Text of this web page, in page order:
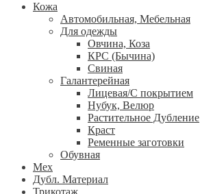
Кожа
Автомобильная, Мебельная
Для одежды
Овчина, Коза
КРС (Бычина)
Свиная
Галантерейная
Лицевая/С покрытием
Нубук, Велюр
Растительное Дубление
Краст
Ременные заготовки
Обувная
Мех
Дубл. Материал
Трикотаж